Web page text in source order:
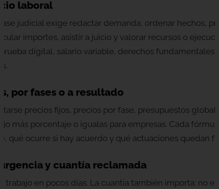
laboral
judicial exige redactar demanda, ordenar hechos,
importes, asistir a juicio y valorar recursos o
digital, salario variable, derechos fundamentales,
por fases o a resultado
precios fijos, precios por fase, presupuestos
más porcentaje o igualas para empresas. Cada
qué ocurre si hay acuerdo y qué actuaciones quedan
y cuantía reclamada
trabajo en pocos días. La cuantía también importa: no